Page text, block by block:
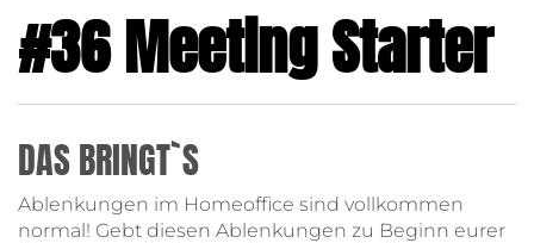
#36 Meeting Starter
DAS BRINGT`S
Ablenkungen im Homeoffice sind vollkommen
normal! Gebt diesen Ablenkungen zu Beginn eurer